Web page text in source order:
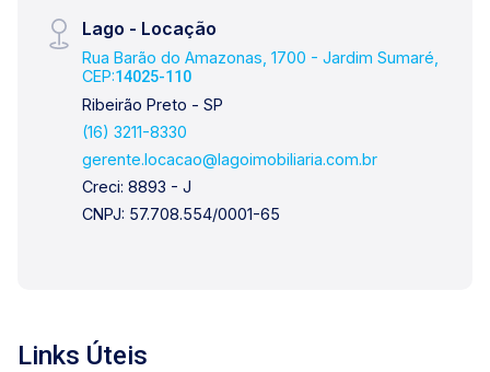
Lago - Locação
Rua Barão do Amazonas, 1700 - Jardim Sumaré,
CEP:14025-110
Ribeirão Preto - SP
(16) 3211-8330
gerente.locacao@lagoimobiliaria.com.br
Creci: 8893 - J
CNPJ: 57.708.554/0001-65
Links Úteis